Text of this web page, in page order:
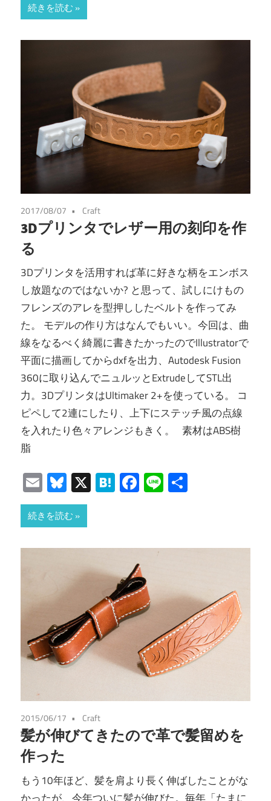
続きを読む
2017/08/07 Craft
3Dプリンタでレザー用の刻印を作
る
3Dプリンタを活用すれば革に好きな柄をエンボス
し放題なのではないか? と思って、試しにけもの
フレンズのアレを型押ししたベルトを作ってみ
た。 モデルの作り方はなんでもいい。今回は、曲
線をなるべく綺麗に書きたかったのでIllustratorで
平面に描画してからdxfを出力、Autodesk Fusion
360に取り込んでニュルッとExtrudeしてSTL出
力。3DプリンタはUltimaker 2+を使っている。 コ
ピペして2連にしたり、上下にステッチ風の点線
を入れたり色々アレンジもきく。 素材はABS樹
脂
EmailBluesky
X Hatena
Facebook
Line
続きを読む
2015/06/17 Craft
髪が伸びてきたので革で髪留めを
作った
もう10年ほど、髪を肩より長く伸ばしたことがな
かったが、今年ついに髪が伸びた。毎年「たまに